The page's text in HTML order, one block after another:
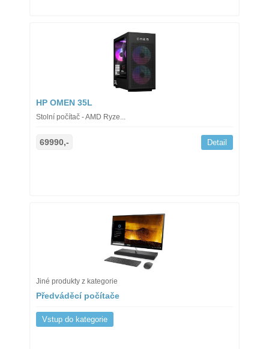
HP OMEN 35L
Stolní počítač - AMD Ryze...
69990,- Detail
Jiné produkty z kategorie
Předváděcí počítače
Vstup do kategorie